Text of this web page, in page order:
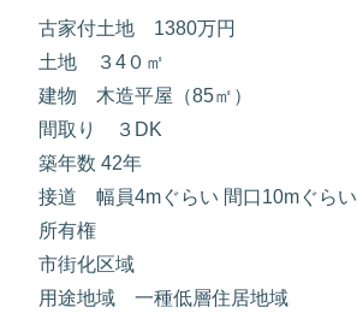
古家付土地 1380万円
土地 ３4０㎡
建物 木造平屋（85㎡）
間取り ３DK
築年数 42年
接道 幅員4mぐらい 間口10mぐらい
所有権
市街化区域
用途地域 一種低層住居地域